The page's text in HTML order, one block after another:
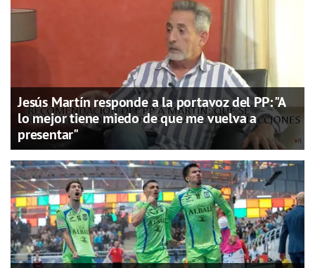
Jesús Martín responde a la portavoz del PP: "A
lo mejor tiene miedo de que me vuelva a
presentar"